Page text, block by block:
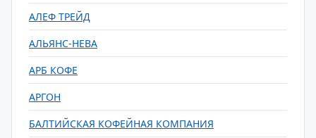
АЛЕФ ТРЕЙД
АЛЬЯНС-НЕВА
АРБ КОФЕ
АРГОН
БАЛТИЙСКАЯ КОФЕЙНАЯ КОМПАНИЯ